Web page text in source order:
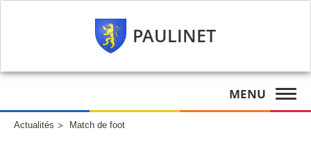
PAULINET
MENU
Actualités Match de foot